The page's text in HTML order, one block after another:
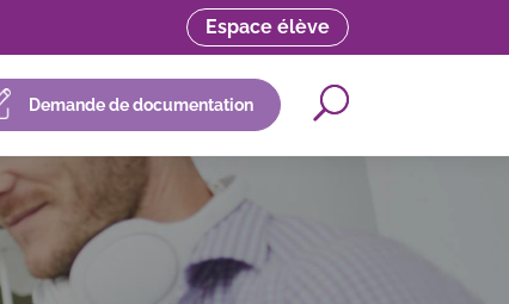
Espace élève
Demande de documentation